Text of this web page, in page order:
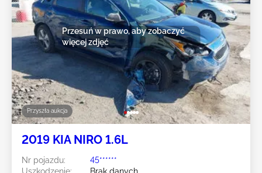
Przyszła aukcja
Przesuń w prawo, aby zobaczyć
więcej zdjęć
2019 KIA NIRO 1.6L
Nr pojazdu:
45******